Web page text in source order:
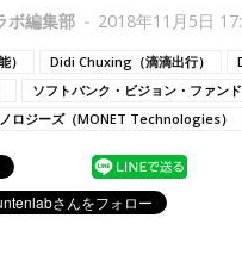
ボ編集部 - 2018年11月5日
） Didi Chuxing（滴滴出行）
ソフトバンク・ビジョン・ファンド
ロジーズ（MONET Technologies）